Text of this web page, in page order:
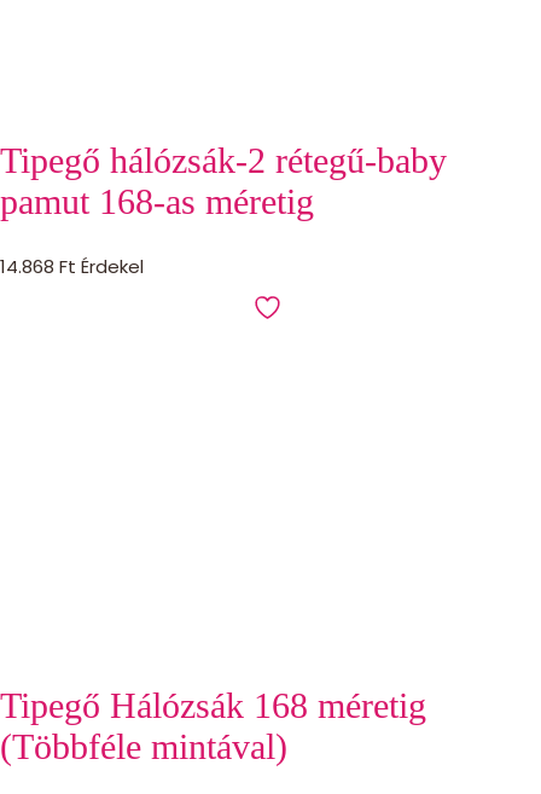
Tipegő hálózsák-2 rétegű-baby
pamut 168-as méretig
14.868 Ft Érdekel
Tipegő Hálózsák 168 méretig
(Többféle mintával)